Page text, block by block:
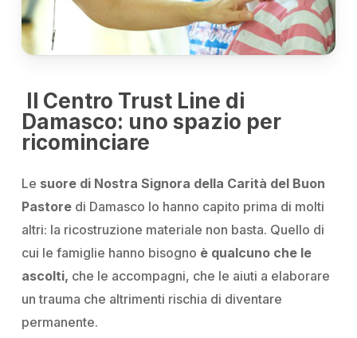
Il Centro Trust Line di
Damasco: uno spazio per
ricominciare
Le suore di Nostra Signora della Carità del Buon
Pastore di Damasco lo hanno capito prima di molti
altri: la ricostruzione materiale non basta. Quello di
cui le famiglie hanno bisogno è qualcuno che le
ascolti, che le accompagni, che le aiuti a elaborare
un trauma che altrimenti rischia di diventare
permanente.